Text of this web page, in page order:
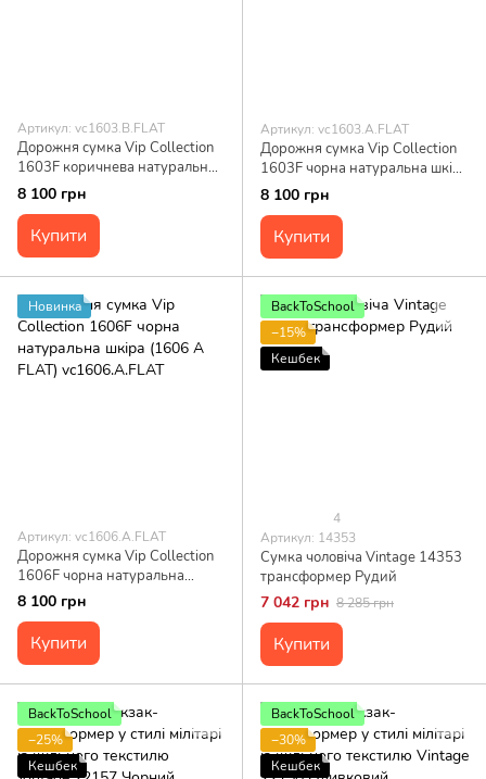
Артикул: vc1603.B.FLAT
Дорожня сумка Vip Collection
1603F коричнева натуральна
шкіра (1603 B FLAT)
vc1603.B.FLAT
8 100 грн
Купити
Артикул: vc1603.A.FLAT
Дорожня сумка Vip Collection
1603F чорна натуральна шкіра
(1603 А FLAT) vc1603.A.FLAT
8 100 грн
Купити
Новинка
Артикул: vc1606.A.FLAT
Дорожня сумка Vip Collection
1606F чорна натуральна
шкіра (1606 A FLAT)
vc1606.A.FLAT
8 100 грн
Купити
BackToSchool
−15%
Кешбек
4
Артикул: 14353
Сумка чоловіча Vintage 14353
трансформер Рудий
7 042 грн 8 285 грн
Купити
BackToSchool
−25%
Кешбек
BackToSchool
−30%
Кешбек